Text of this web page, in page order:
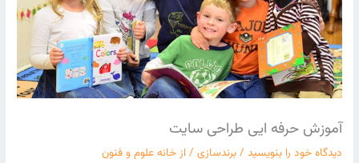
آموزش حرفه ایی طراحی سایت
دیدگاه‌ خود را بنویسید /برندسازی / از خانه علوم و فنون